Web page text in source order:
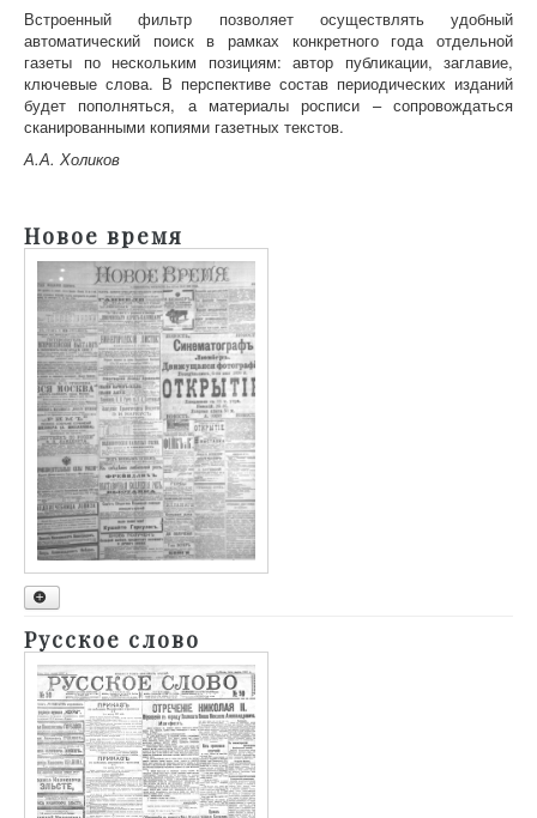
Встроенный фильтр позволяет осуществлять удобный
автоматический поиск в рамках конкретного года отдельной
газеты по нескольким позициям: автор публикации, заглавие,
ключевые слова. В перспективе состав периодических изданий
будет пополняться, а материалы росписи – сопровождаться
сканированными копиями газетных текстов.
А.А. Холиков
Новое время
1900
1901
1902
1903
1904
Русское слово